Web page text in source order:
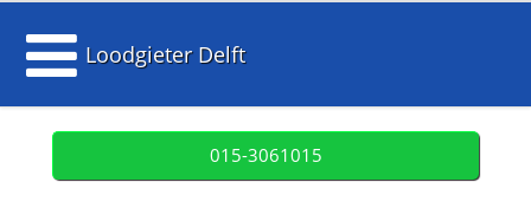
Loodgieter Delft
015-3061015